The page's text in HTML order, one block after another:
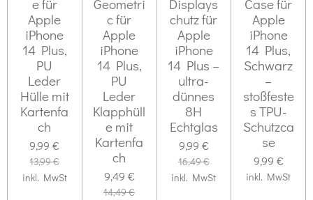
e für
Apple
iPhone
14 Plus,
PU
Leder
Hülle mit
Kartenfa
ch
9,99 €
13,99 €
inkl. MwSt
Geometri
c für
Apple
iPhone
14 Plus,
PU
Leder
Klapphüll
e mit
Kartenfa
ch
9,49 €
14,49 €
Displays
chutz für
Apple
iPhone
14 Plus –
ultra-
dünnes
8H
Echtglas
9,99 €
16,49 €
inkl. MwSt
Case für
Apple
iPhone
14 Plus,
Schwarz
–
stoßfeste
s TPU-
Schutzca
se
9,99 €
inkl. MwSt